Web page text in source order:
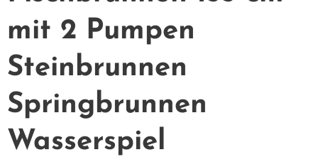
mit 2 Pumpen
Steinbrunnen
Springbrunnen
Wasserspiel